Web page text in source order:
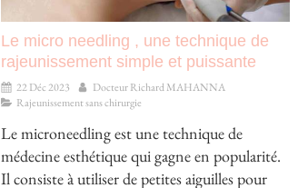
Le micro needling , une technique de
rajeunissement simple et puissante
22 Déc 2023
Docteur Richard MAHANNA
Rajeunissement sans chirurgie
Le microneedling est une technique de
médecine esthétique qui gagne en popularité.
Il consiste à utiliser de petites aiguilles pour